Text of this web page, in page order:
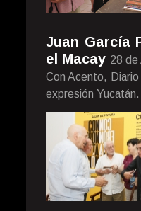
Juan García
el Macay 28 de
Con Acento,
expresión